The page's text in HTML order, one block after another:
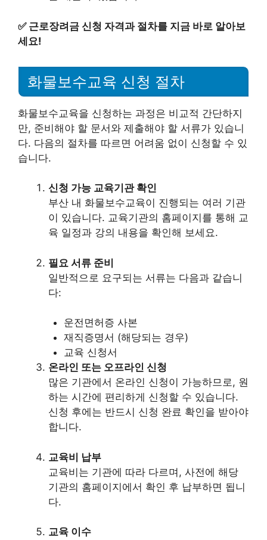
✅ 근로장려금 신청 자격과 절차를 지금 바로 알아보
세요!
화물보수교육 신청 절차
화물보수교육을 신청하는 과정은 비교적 간단하지
만, 준비해야 할 문서와 제출해야 할 서류가 있습니
다. 다음의 절차를 따르면 어려움 없이 신청할 수 있
습니다.
신청 가능 교육기관 확인
부산 내 화물보수교육이 진행되는 여러 기관
이 있습니다. 교육기관의 홈페이지를 통해 교
육 일정과 강의 내용을 확인해 보세요.
필요 서류 준비
일반적으로 요구되는 서류는 다음과 같습니
다:
운전면허증 사본
재직증명서 (해당되는 경우)
교육 신청서
온라인 또는 오프라인 신청
많은 기관에서 온라인 신청이 가능하므로, 원
하는 시간에 편리하게 신청할 수 있습니다.
신청 후에는 반드시 신청 완료 확인을 받아야
합니다.
교육비 납부
교육비는 기관에 따라 다르며, 사전에 해당
기관의 홈페이지에서 확인 후 납부하면 됩니
다.
교육 이수